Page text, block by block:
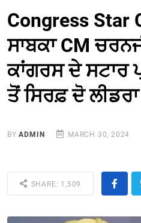
Congress Star
ਸਾਬਕਾ CM
ਕਾਂਗਰਸ ਦੇ ਸਟਾਰ
ਤੋਂ ਸਿਰਫ਼ ਦੋ ਲੀਡਰਾ
BYADMIN MARCH 30, 2024
SHARE: 1,509